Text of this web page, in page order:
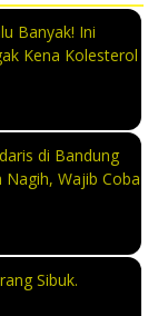
Banyak! Ini
Kena Kolesterol
di Bandung
Wajib Coba
Sibuk.